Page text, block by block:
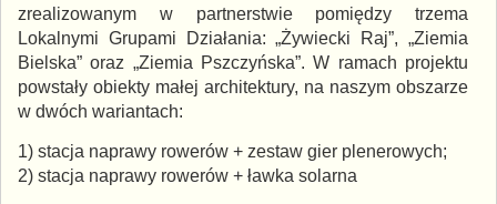
zrealizowanym w partnerstwie pomiędzy trzema
Lokalnymi Grupami Działania: „Żywiecki Raj”, „Ziemia
Bielska” oraz „Ziemia Pszczyńska”. W ramach projektu
powstały obiekty małej architektury, na naszym obszarze
w dwóch wariantach:
1) stacja naprawy rowerów + zestaw gier plenerowych;
2) stacja naprawy rowerów + ławka solarna